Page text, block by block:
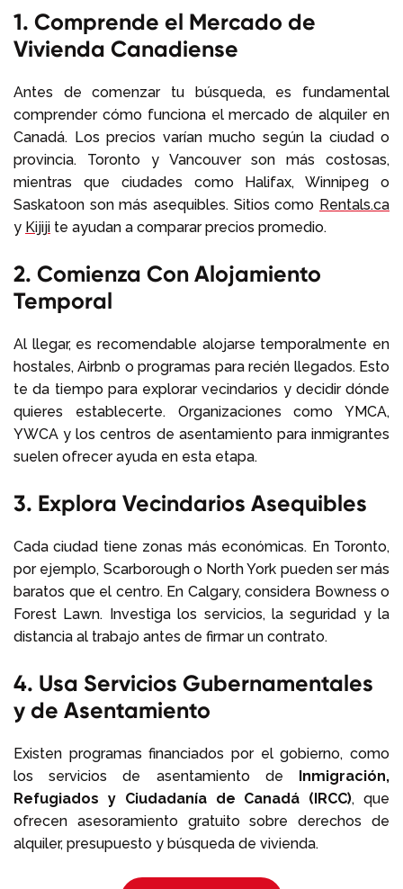
1. Comprende el Mercado de
Vivienda Canadiense
Antes de comenzar tu búsqueda, es fundamental
comprender cómo funciona el mercado de alquiler en
Canadá. Los precios varían mucho según la ciudad o
provincia. Toronto y Vancouver son más costosas,
mientras que ciudades como Halifax, Winnipeg o
Saskatoon son más asequibles. Sitios como Rentals.ca
y Kijiji te ayudan a comparar precios promedio.
2. Comienza Con Alojamiento
Temporal
Al llegar, es recomendable alojarse temporalmente en
hostales, Airbnb o programas para recién llegados. Esto
te da tiempo para explorar vecindarios y decidir dónde
quieres establecerte. Organizaciones como YMCA,
YWCA y los centros de asentamiento para inmigrantes
suelen ofrecer ayuda en esta etapa.
3. Explora Vecindarios Asequibles
Cada ciudad tiene zonas más económicas. En Toronto,
por ejemplo, Scarborough o North York pueden ser más
baratos que el centro. En Calgary, considera Bowness o
Forest Lawn. Investiga los servicios, la seguridad y la
distancia al trabajo antes de firmar un contrato.
4. Usa Servicios Gubernamentales
y de Asentamiento
Existen programas financiados por el gobierno, como
los servicios de asentamiento de Inmigración,
Refugiados y Ciudadanía de Canadá (IRCC), que
ofrecen asesoramiento gratuito sobre derechos de
alquiler, presupuesto y búsqueda de vivienda.